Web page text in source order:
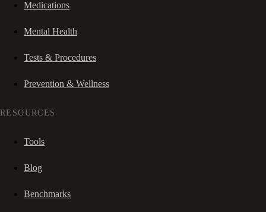
Medications
Mental Health
Tests & Procedures
Prevention & Wellness
RESOURCES
Tools
Blog
Benchmarks